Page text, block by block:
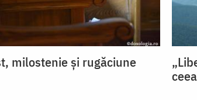
milostenie și rugăciune